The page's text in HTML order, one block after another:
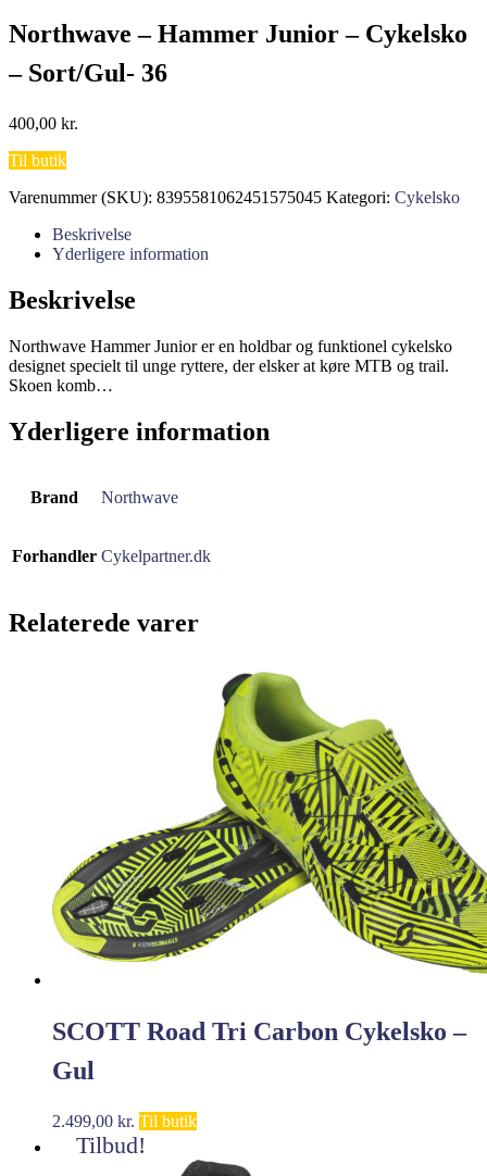
Northwave – Hammer Junior – Cykelsko
– Sort/Gul- 36
400,00 kr.
Til butik
Varenummer (SKU): 8395581062451575045 Kategori: Cykelsko
Beskrivelse
Yderligere information
Beskrivelse
Northwave Hammer Junior er en holdbar og funktionel cykelsko
designet specielt til unge ryttere, der elsker at køre MTB og trail.
Skoen komb…
Yderligere information
Brand Northwave
Forhandler Cykelpartner.dk
Relaterede varer
SCOTT Road Tri Carbon Cykelsko –
Gul
2.499,00 kr. Til butik
Tilbud!